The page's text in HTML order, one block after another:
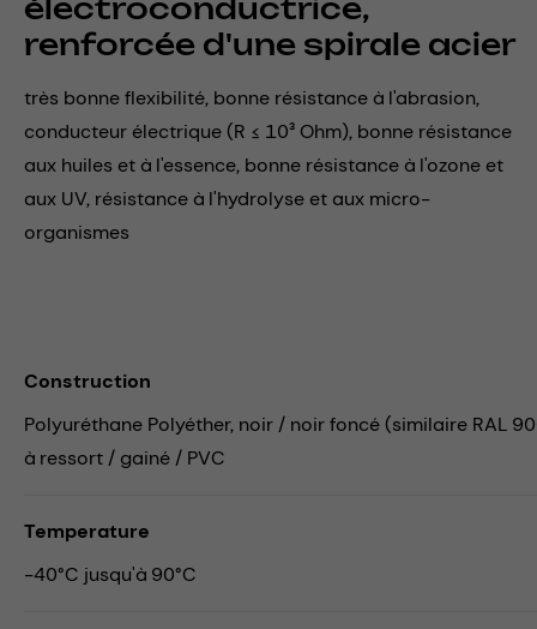
électroconductrice,
renforcée d'une spirale acier
très bonne flexibilité, bonne résistance à l'abrasion,
conducteur électrique (R ≤ 10³ Ohm), bonne résistance
aux huiles et à l'essence, bonne résistance à l'ozone et
aux UV, résistance à l'hydrolyse et aux micro-
organismes
Construction
Polyuréthane Polyéther, noir / noir foncé (similaire RAL
à ressort / gainé / PVC
Temperature
-40°C jusqu'à 90°C